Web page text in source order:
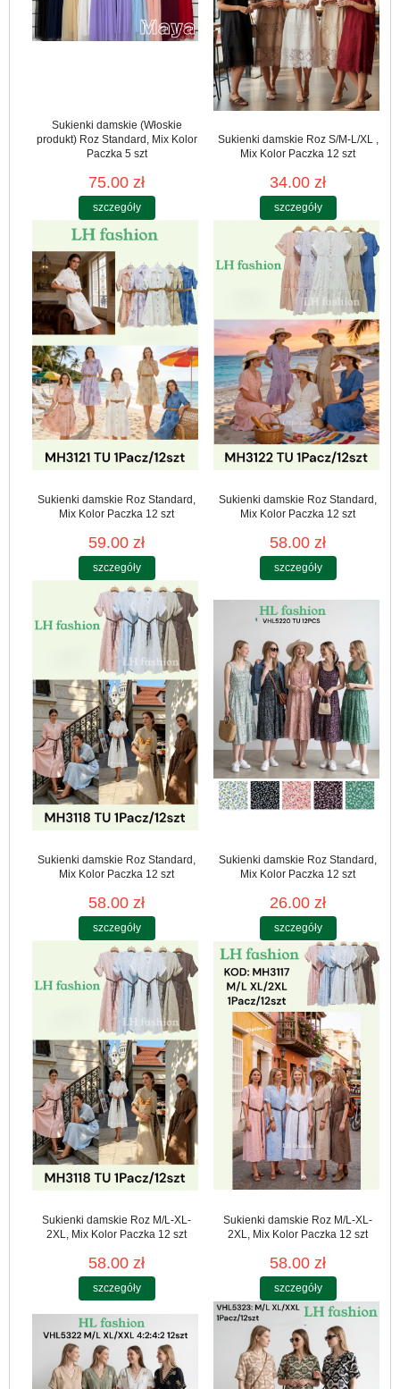
Sukienki damskie (Włoskie
produkt) Roz Standard, Mix Kolor
Paczka 5 szt
75.00 zł
szczegóły
Sukienki damskie Roz S/M-L/XL ,
Mix Kolor Paczka 12 szt
34.00 zł
szczegóły
Sukienki damskie Roz Standard,
Mix Kolor Paczka 12 szt
59.00 zł
szczegóły
Sukienki damskie Roz Standard,
Mix Kolor Paczka 12 szt
58.00 zł
szczegóły
Sukienki damskie Roz Standard,
Mix Kolor Paczka 12 szt
58.00 zł
szczegóły
Sukienki damskie Roz Standard,
Mix Kolor Paczka 12 szt
26.00 zł
szczegóły
Sukienki damskie Roz M/L-XL-
2XL, Mix Kolor Paczka 12 szt
58.00 zł
szczegóły
Sukienki damskie Roz M/L-XL-
2XL, Mix Kolor Paczka 12 szt
58.00 zł
szczegóły